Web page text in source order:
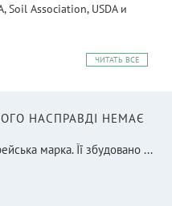
Soil Association, USDA и
ЧИТАТЬ ВСЕ
НАСПРАВДІ НЕМАЄ
марка. Її збудовано ...